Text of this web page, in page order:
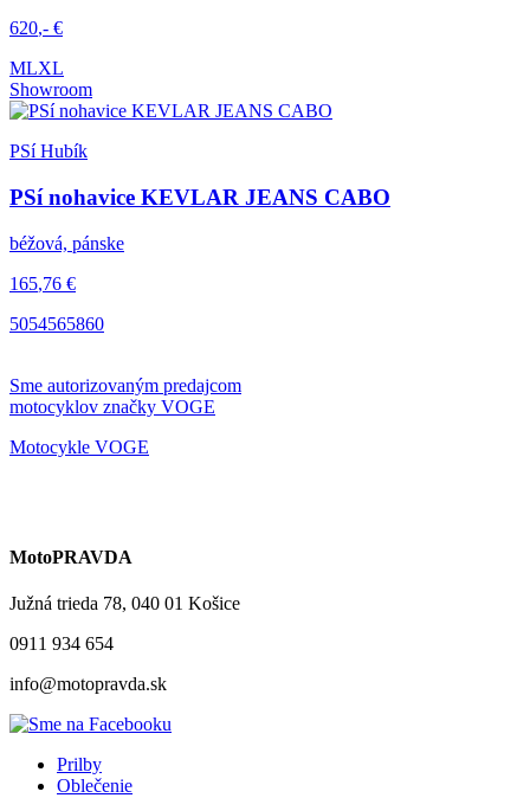
620,- €
MLXL
Showroom
PSí Hubík
PSí nohavice KEVLAR JEANS CABO
béžová, pánske
165,76 €
5054565860
Sme autorizovaným predajcom
motocyklov značky VOGE
Motocykle VOGE
MotoPRAVDA
Južná trieda 78, 040 01 Košice
0911 934 654
info@motopravda.sk
Prilby
Oblečenie